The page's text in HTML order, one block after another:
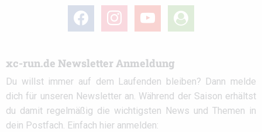
facebook instagramyoutube
user-
circle
xc-run.de Newsletter Anmeldung
Du willst immer auf dem Laufenden bleiben? Dann melde
dich für unseren Newsletter an. Während der Saison erhältst
du damit regelmäßig die wichtigsten News und Themen in
dein Postfach. Einfach hier anmelden: